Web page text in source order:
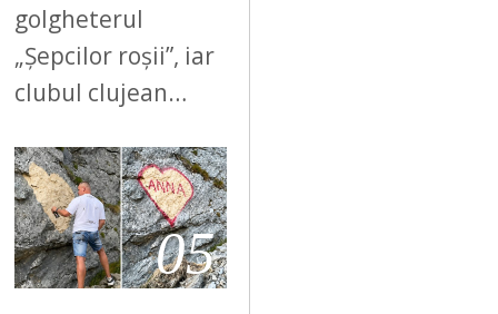
golgheterul
„Șepcilor roșii”, iar
clubul clujean…
05